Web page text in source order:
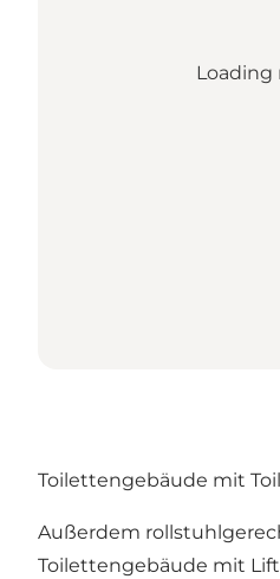
Loading
Toilettengebäude mit
Außerdem
Toilettengebäude mit